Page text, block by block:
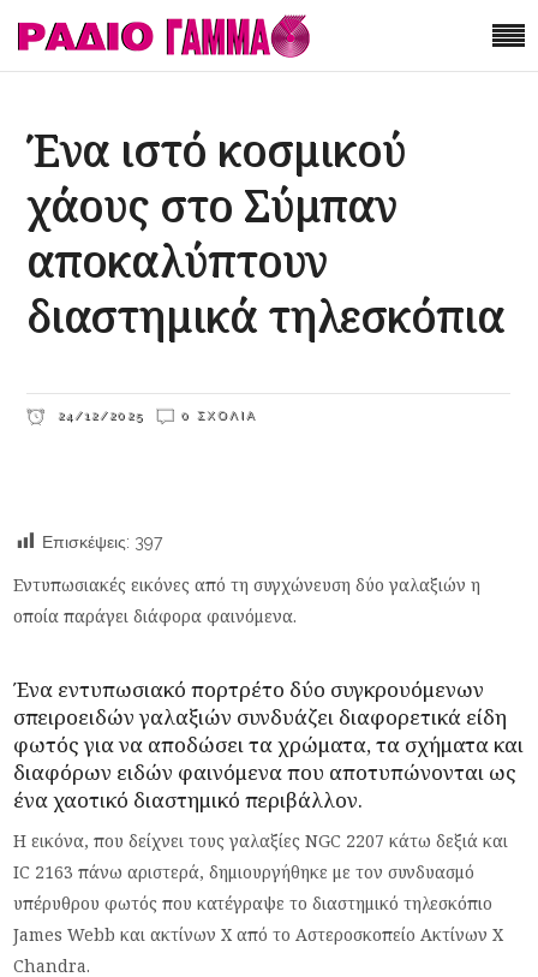
Ένα ιστό κοσμικού
χάους στο Σύμπαν
αποκαλύπτουν
διαστημικά τηλεσκόπια
24/12/2025 0 ΣΧΌΛΙΑ
Επισκέψεις: 397
Εντυπωσιακές εικόνες από τη συγχώνευση δύο γαλαξιών η
οποία παράγει διάφορα φαινόμενα.
Ένα εντυπωσιακό πορτρέτο δύο συγκρουόμενων
σπειροειδώνγαλαξιών συνδυάζει διαφορετικά είδη
φωτός για να αποδώσει τα χρώματα, τα σχήματα και
διαφόρων ειδών φαινόμενα που αποτυπώνονται ως
ένα χαοτικό διαστημικό περιβάλλον.
Η εικόνα, που δείχνει τους γαλαξίες NGC 2207 κάτω δεξιά και
IC 2163 πάνω αριστερά, δημιουργήθηκε με τον συνδυασμό
υπέρυθρου φωτός που κατέγραψε το διαστημικό τηλεσκόπιο
James Webb και ακτίνων Χ από το Αστεροσκοπείο Ακτίνων Χ
Chandra.